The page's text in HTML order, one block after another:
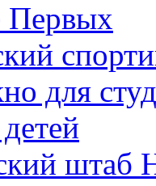
Первых
для
штаб